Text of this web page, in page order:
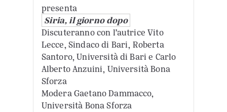
presenta
Siria, il giorno dopo
​Discuteranno con l’autrice Vito
Lecce, Sindaco di Bari, Roberta
Santoro, Università di Bari e Carlo
Alberto Anzuini, Università Bona
Sforza
Modera Gaetano Dammacco,
Università Bona Sforza